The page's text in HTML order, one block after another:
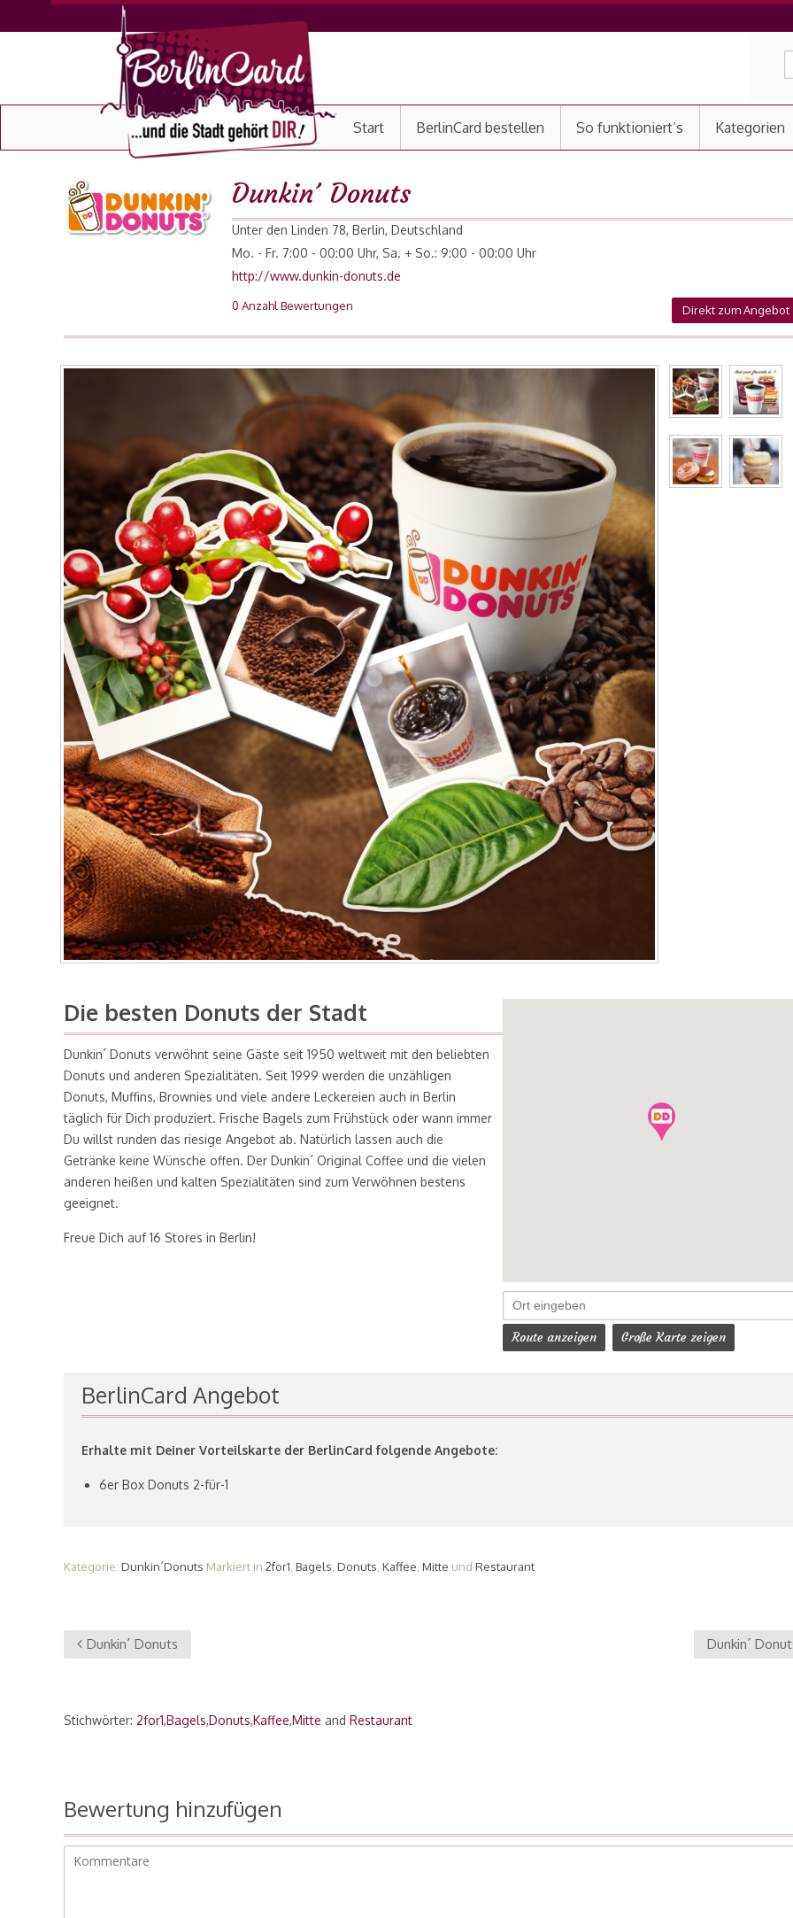
Start BerlinCard bestellen So funktioniert’s Kategorien
Dunkin´ Donuts
Unter den Linden 78, Berlin, Deutschland
Mo. - Fr. 7:00 - 00:00 Uhr, Sa. + So.: 9:00 - 00:00 Uhr
http://www.dunkin-donuts.de
0 Anzahl Bewertungen Direkt zum Angebot
Route anzeigen Große Karte zeigen
Die besten Donuts der Stadt
Dunkin´ Donuts verwöhnt seine Gäste seit 1950 weltweit mit den beliebten
Donuts und anderen Spezialitäten. Seit 1999 werden die unzähligen
Donuts, Muffins, Brownies und viele andere Leckereien auch in Berlin
täglich für Dich produziert. Frische Bagels zum Frühstück oder wann immer
Du willst runden das riesige Angebot ab. Natürlich lassen auch die
Getränke keine Wünsche offen. Der Dunkin´ Original Coffee und die vielen
anderen heißen und kalten Spezialitäten sind zum Verwöhnen bestens
geeignet.
Freue Dich auf 16 Stores in Berlin!
BerlinCard Angebot
Erhalte mit Deiner Vorteilskarte der BerlinCard folgende Angebote:
6er Box Donuts 2-für-1
Kategorie: Dunkin´Donuts Markiert in 2for1 Bagels Donuts Kaffee Mitte und Restaurant
Dunkin´ Donuts Dunkin´
Stichwörter: 2for1,Bagels,Donuts,Kaffee,Mitte and Restaurant
Bewertung hinzufügen